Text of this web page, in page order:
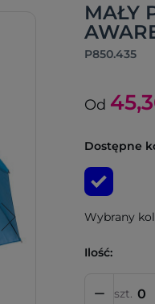
MAŁY
P850.435
Od
Dostępne
Wybrany
Ilość:
szt.